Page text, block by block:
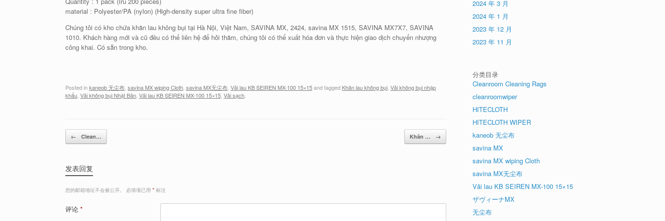
material : Polyester/PA (nylon) (High-density super ultra fine fiber)
Chúng tôi có kho chứa khăn lau không bụi tại Hà Nội, Việt Nam, SAVINA MX, 2424, savina MX 1515, SAVINA MX7X7, SAVINA
1010. Khách hàng mới và cũ đều có thể liên hệ để hỏi thăm, chúng tôi có thể xuất hóa đơn và thực hiện giao dịch chuyển nhượng
công khai. Có sẵn trong kho.
Posted inkaneob 无尘布 savina MX wiping Cloth savina MX无尘布 Vải lau KB SEIREN MX-100 15×15and tagged Khăn lau không bụi Vải không bụi nhập
khẩu Vải không bụi Nhật Bản Vải lau KB SEIREN MX-100 15×15 Vải sạch
Post navigation
← Clean… Khăn … →
发表回复
您的邮箱地址不会被公开。 必填项已用 * 标注
评论 *
2024 年 3 月
2024 年 1 月
2023 年 12 月
2023 年 11 月
分类目录
Cleanroom Cleaning Rags
cleanroomwiper
HITECLOTH
HITECLOTH WIPER
kaneob 无尘布
savina MX
savina MX wiping Cloth
savina MX无尘布
Vải lau KB SEIREN MX-100 15×15
ザヴィーナMX
无尘布